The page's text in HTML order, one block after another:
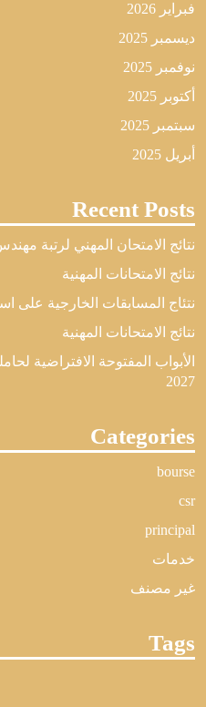
فبراير 2026
ديسمبر 2025
نوفمبر 2025
أكتوبر 2025
سبتمبر 2025
أبريل 2025
Recent Posts
نتائج الامتحان المهني لرتبة
نتائج الامتحانات المهنية
نتئاج المسابقات الخارجية على
نتائج الامتحانات المهنية
2027
Categories
bourse
csr
principal
خدمات
غير مصنف
Tags